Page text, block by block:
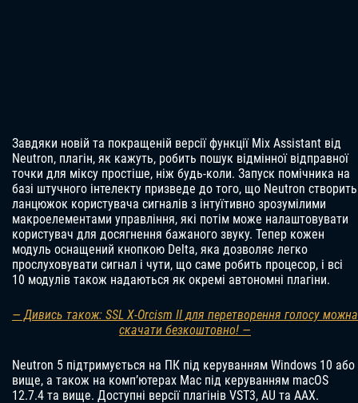
Завдяки новій та покращеній версії функції Mix Assistant від
Neutron, плагін, як кажуть, робить пошук відмінної відправної
точки для міксу простіше, ніж будь-коли. Запуск помічника на
базі штучного інтелекту призведе до того, що Neutron створить
ланцюжок користувача сигналів з інтуїтивно зрозумілими
макроелементами управління, які потім може налаштовувати
користувач для досягнення бажаного звуку. Тепер кожен
модуль оснащений кнопкою Delta, яка дозволяє легко
прослуховувати сигнал і чути, що саме робить процесор, і всі
10 модулів також надаються як окремі автономні плагіни.
— Дивись також: SSL X-Orcism II для перетворення голосу можна
скачати безкоштовно! —
Neutron 5 підтримується на ПК під керуванням Windows 10 або
вище, а також на комп’ютерах Mac під керуванням macOS
12.7.4 та вище. Доступні версії плагінів VST3, AU та AAX.